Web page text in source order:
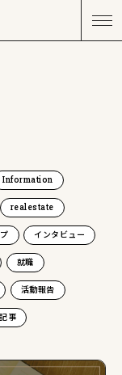
Information
realestate
インタビュー
就職
活動報告
事